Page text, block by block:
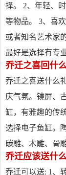
择。 2、年轻、
等物品。 3、喜
或者知名艺术家
最好是选择有专
乔迁之喜回什
乔迁之喜送什么
庆气氛。镜屏、
缸，有雅趣的传
选择电子鱼缸。
碳雕、木雕、骨
乔迁应该送什
乔迁可以送: 1、